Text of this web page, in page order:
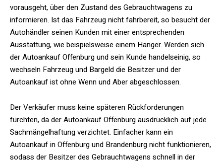
vorausgeht, über den Zustand des Gebrauchtwagens zu
informieren. Ist das Fahrzeug nicht fahrbereit, so besucht der
Autohändler seinen Kunden mit einer entsprechenden
Ausstattung, wie beispielsweise einem Hänger. Werden sich
der Autoankauf Offenburg und sein Kunde handelseinig, so
wechseln Fahrzeug und Bargeld die Besitzer und der
Autoankauf ist ohne Wenn und Aber abgeschlossen.
Der Verkäufer muss keine späteren Rückforderungen
fürchten, da der Autoankauf Offenburg ausdrücklich auf jede
Sachmängelhaftung verzichtet. Einfacher kann ein
Autoankauf in Offenburg und Brandenburg nicht funktionieren,
sodass der Besitzer des Gebrauchtwagens schnell in der